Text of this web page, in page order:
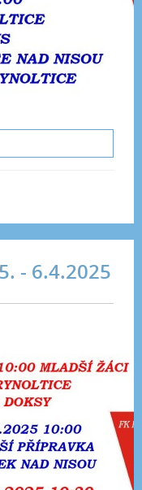
- 6.4.2025